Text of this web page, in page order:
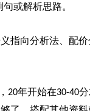
或解析思路。
指向分析法、配
20年开始在30-40